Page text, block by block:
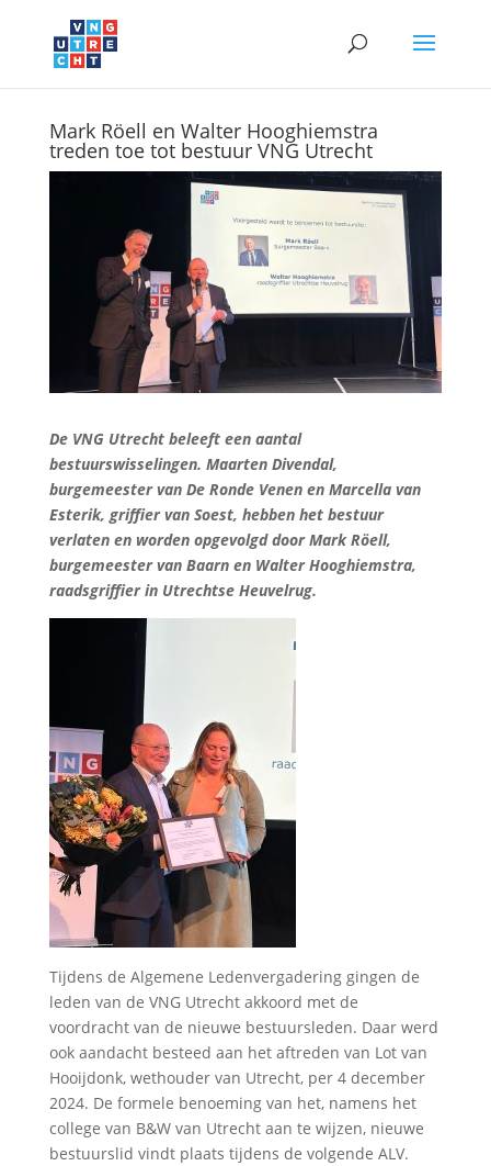
Mark Röell en Walter Hooghiemstra
treden toe tot bestuur VNG Utrecht
De VNG Utrecht beleeft een aantal
bestuurswisselingen. Maarten Divendal,
burgemeester van De Ronde Venen en Marcella van
Esterik, griffier van Soest, hebben het bestuur
verlaten en worden opgevolgd door Mark Röell,
burgemeester van Baarn en Walter Hooghiemstra,
raadsgriffier in Utrechtse Heuvelrug.
Tijdens de Algemene Ledenvergadering gingen de
leden van de VNG Utrecht akkoord met de
voordracht van de nieuwe bestuursleden. Daar werd
ook aandacht besteed aan het aftreden van Lot van
Hooijdonk, wethouder van Utrecht, per 4 december
2024. De formele benoeming van het, namens het
college van B&W van Utrecht aan te wijzen, nieuwe
bestuurslid vindt plaats tijdens de volgende ALV.